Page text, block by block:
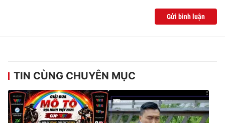
Gửi bình luận
TIN CÙNG CHUYÊN MỤC